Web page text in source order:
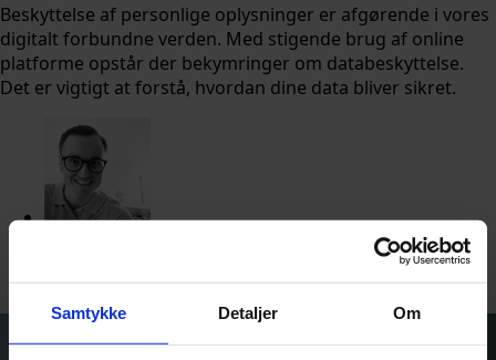
Samtykke Detaljer Om
Beskyttelse af personlige oplysninger er afgørende i vores
digitalt forbundne verden. Med stigende brug af online
platforme opstår der bekymringer om databeskyttelse.
Det er vigtigt at forstå, hvordan dine data bliver sikret.
Udgivet:7. juli 2026 kl. 9:59